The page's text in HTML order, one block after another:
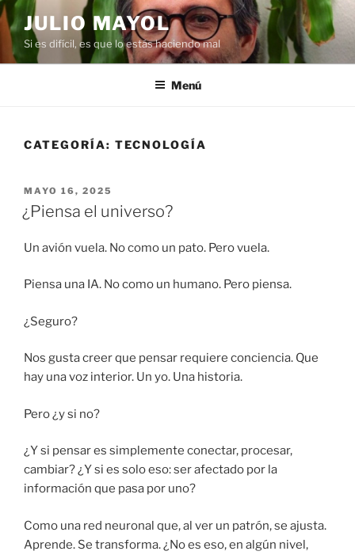
Saltar
al
contenido
JULIO MAYOL
Si es difícil, es que lo estás haciendo mal
Menú
CATEGORÍA: TECNOLOGÍA
PUBLICADO
EL
MAYO 16, 2025
¿Piensa el universo?
Un avión vuela. No como un pato. Pero vuela.
Piensa una IA. No como un humano. Pero piensa.
¿Seguro?
Nos gusta creer que pensar requiere conciencia. Que
hay una voz interior. Un yo. Una historia.
Pero ¿y si no?
¿Y si pensar es simplemente conectar, procesar,
cambiar? ¿Y si es solo eso: ser afectado por la
información que pasa por uno?
Como una red neuronal que, al ver un patrón, se ajusta.
Aprende. Se transforma. ¿No es eso, en algún nivel,